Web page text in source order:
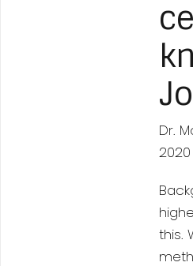
Dr.
2020
this.